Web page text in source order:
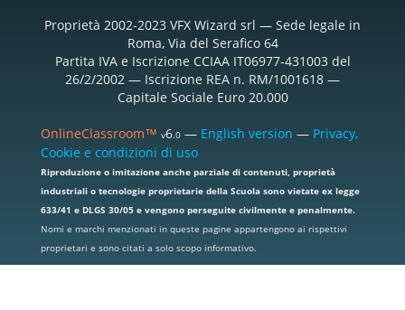
Proprietà 2002-2023 VFX Wizard srl — Sede legale in
Roma, Via del Serafico 64
Partita IVA e Iscrizione CCIAA IT06977-431003 del
26/2/2002 — Iscrizione REA n. RM/1001618 —
Capitale Sociale Euro 20.000
OnlineClassroom™ v6.0— English version — Privacy,
Cookie e condizioni di uso
Riproduzione o imitazione anche parziale di contenuti, proprietà
industriali o tecnologie proprietarie della Scuola sono vietate ex legge
633/41 e DLGS 30/05 e vengono perseguite civilmente e penalmente.
Nomi e marchi menzionati in queste pagine appartengono ai rispettivi
proprietari e sono citati a solo scopo informativo.